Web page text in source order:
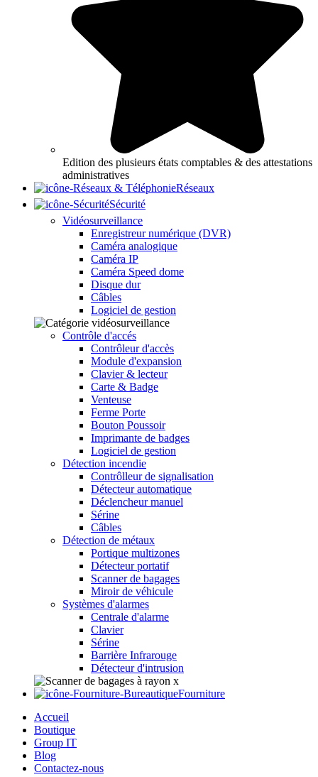
Edition des plusieurs états comptables & des attestations
administratives
Réseaux
Sécurité
Vidéosurveillance
Enregistreur numérique (DVR)
Caméra analogique
Caméra IP
Caméra Speed dome
Disque dur
Câbles
Logiciel de gestion
Contrôle d'accés
Contrôleur d'accès
Module d'expansion
Clavier & lecteur
Carte & Badge
Venteuse
Ferme Porte
Bouton Poussoir
Imprimante de badges
Logiciel de gestion
Détection incendie
Contrôlleur de signalisation
Détecteur automatique
Déclencheur manuel
Sérine
Câbles
Détection de métaux
Portique multizones
Détecteur portatif
Scanner de bagages
Miroir de véhicule
Systèmes d'alarmes
Centrale d'alarme
Clavier
Sérine
Barrière Infrarouge
Détecteur d'intrusion
Fourniture
Accueil
Boutique
Group IT
Blog
Contactez-nous